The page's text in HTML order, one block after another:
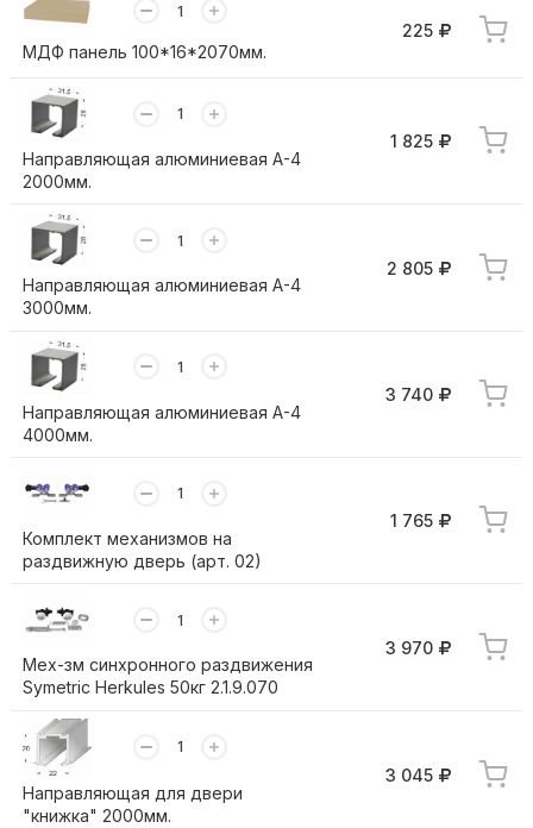
МДФ панель 100*16*2070мм.
225
Направляющая алюминиевая А-4
2000мм.
1 825
Направляющая алюминиевая А-4
3000мм.
2 805
Направляющая алюминиевая А-4
4000мм.
3 740
Комплект механизмов на
раздвижную дверь (арт. 02)
1 765
Мех-зм синхронного раздвижения
Symetric Herkules 50кг 2.1.9.070
3 970
Направляющая для двери
"книжка" 2000мм.
3 045